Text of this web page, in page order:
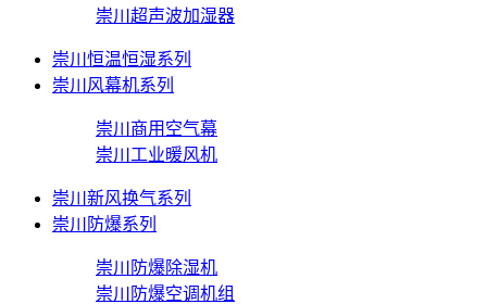
崇川超声波加湿器
崇川恒温恒湿系列
崇川风幕机系列
崇川商用空气幕
崇川工业暖风机
崇川新风换气系列
崇川防爆系列
崇川防爆除湿机
崇川防爆空调机组